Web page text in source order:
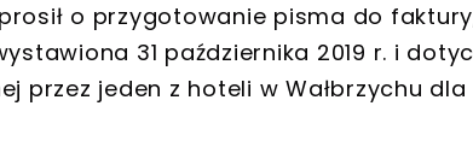
o przygotowanie pisma do
31 października 2019 r. i
przez jeden z hoteli w Wałbrzychu dla